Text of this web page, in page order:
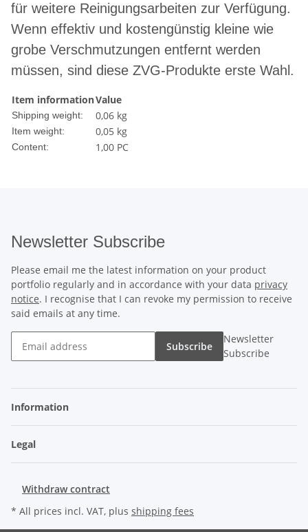
für weitere Reinigungsarbeiten zur Verfügung.
Wenn effektiv und kostengünstig kleine wie
grobe Verschmutzungen entfernt werden
müssen, sind diese ZVG-Produkte erste Wahl.
Item informationValue
Shipping weight: 0,06 kg
Item weight: 0,05 kg
Content: 1,00 PC
Newsletter Subscribe
Please email me the latest information on your product
portfolio regularly and in accordance with your data privacy
notice. I recognise that I can revoke my permission to receive
said emails at any time.
Subscribe
Newsletter
Subscribe
Information
Legal
Withdraw contract
* All prices incl. VAT, plus shipping fees